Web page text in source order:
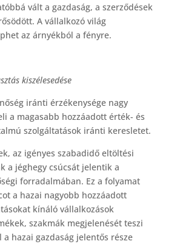
vált a gazdaság, a szerződések
A vállalkozó világ
az árnyékból a fényre.
kiszélesedése
iránti érzékenysége nagy
a magasabb hozzáadott érték- és
szolgáltatások iránti keresletet.
az igényes szabadidő eltöltési
a jéghegy csúcsát jelentik a
forradalmában. Ez a folyamat
a hazai nagyobb hozzáadott
kínáló vállalkozások
szakmák megjelenését teszi
a hazai gazdaság jelentős része